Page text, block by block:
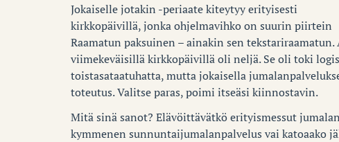
Jokaiselle jotakin -periaate kiteytyy erityisesti
kirkkopäivillä, jonka ohjelmavihko on suurin piirtein
Raamatun paksuinen – ainakin sen
viimekeväisillä kirkkopäivillä oli neljä. Se oli toki
toistasataatuhatta, mutta jokaisella
toteutus. Valitse paras, poimi itseäsi kiinnostavin.
Mitä sinä sanot? Elävöittävätkö erityismessut
kymmenen sunnuntaijumalanpalvelus vai katoaako